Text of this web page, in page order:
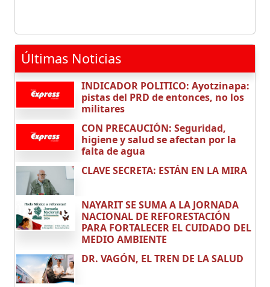
Últimas Noticias
INDICADOR POLITICO: Ayotzinapa:
pistas del PRD de entonces, no los
militares
CON PRECAUCIÓN: Seguridad,
higiene y salud se afectan por la
falta de agua
CLAVE SECRETA: ESTÁN EN LA MIRA
NAYARIT SE SUMA A LA JORNADA
NACIONAL DE REFORESTACIÓN
PARA FORTALECER EL CUIDADO DEL
MEDIO AMBIENTE
DR. VAGÓN, EL TREN DE LA SALUD